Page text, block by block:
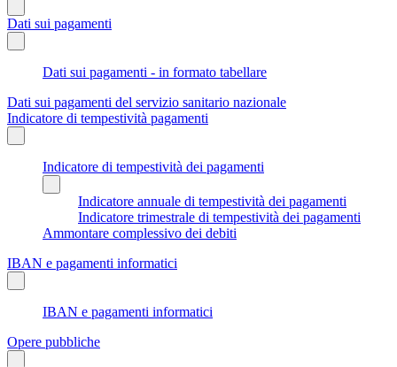
Dati sui pagamenti
Dati sui pagamenti - in formato tabellare
Dati sui pagamenti del servizio sanitario nazionale
Indicatore di tempestività pagamenti
Indicatore di tempestività dei pagamenti
Indicatore annuale di tempestività dei pagamenti
Indicatore trimestrale di tempestività dei pagamenti
Ammontare complessivo dei debiti
IBAN e pagamenti informatici
IBAN e pagamenti informatici
Opere pubbliche